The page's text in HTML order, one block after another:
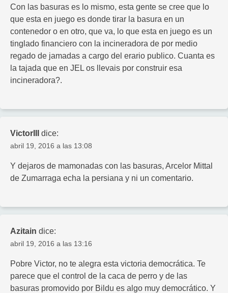
Con las basuras es lo mismo, esta gente se cree que lo
que esta en juego es donde tirar la basura en un
contenedor o en otro, que va, lo que esta en juego es un
tinglado financiero con la incineradora de por medio
regado de jamadas a cargo del erario publico. Cuanta es
la tajada que en JEL os llevais por construir esa
incineradora?.
VictorIII dice:
abril 19, 2016 a las 13:08
Y dejaros de mamonadas con las basuras, Arcelor Mittal
de Zumarraga echa la persiana y ni un comentario.
Azitain dice:
abril 19, 2016 a las 13:16
Pobre Victor, no te alegra esta victoria democrática. Te
parece que el control de la caca de perro y de las
basuras promovido por Bildu es algo muy democrático. Y